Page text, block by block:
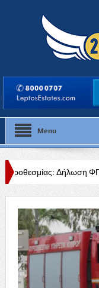
Menu
ΦΠΑ για την περίοδο